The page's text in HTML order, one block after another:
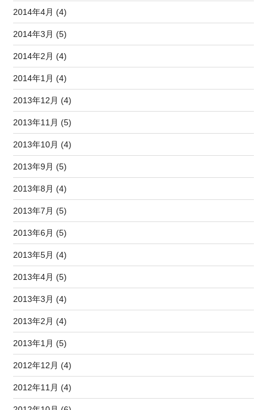
2014年4月 (4)
2014年3月 (5)
2014年2月 (4)
2014年1月 (4)
2013年12月 (4)
2013年11月 (5)
2013年10月 (4)
2013年9月 (5)
2013年8月 (4)
2013年7月 (5)
2013年6月 (5)
2013年5月 (4)
2013年4月 (5)
2013年3月 (4)
2013年2月 (4)
2013年1月 (5)
2012年12月 (4)
2012年11月 (4)